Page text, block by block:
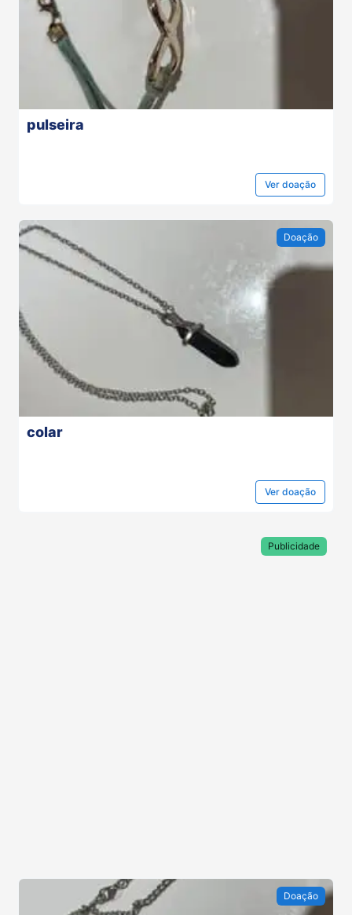
pulseira
Ver doação
Doação
colar
Ver doação
Publicidade
Doação